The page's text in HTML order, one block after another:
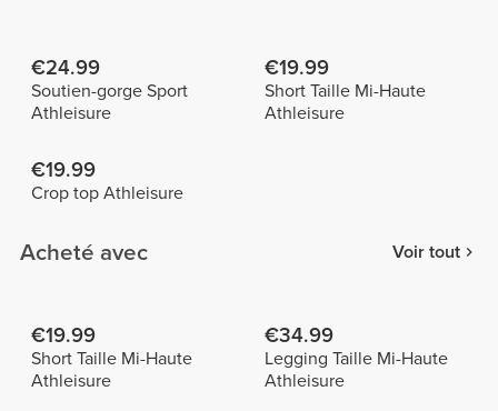
€24.99
Soutien-gorge Sport
Athleisure
€19.99
Short Taille Mi-Haute
Athleisure
€19.99
Crop top Athleisure
Acheté avec Voir tout
€19.99
Short Taille Mi-Haute
Athleisure
€34.99
Legging Taille Mi-Haute
Athleisure